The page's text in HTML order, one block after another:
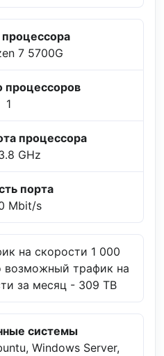
процессора
7 5700G
процессоров
1
процессора
GHz
порта
Mbit/s
на скорости 1 000
возможный трафик на
за месяц - 309 TB
системы
Windows Server,